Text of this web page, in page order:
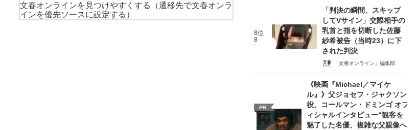
文春オンラインを見つけやすくする
（遷移先で文春オンラ
インを優先ソースに設定する）
8位
8
「判決の瞬間、スキップ
してVサイン」交際相手の
乳首と指を切断した佐藤
紗希被告（当時23）に下
された判決
「文春オンライン」編集部
PR
《映画『Michael／マイケ
ル』》父ジョセフ・ジャクソン
役、コールマン・ドミンゴ オフ
ィシャルインタビュー“観客を
魅了した名優、複雑な父親像へ